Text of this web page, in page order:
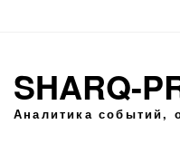
SHARQ-
Аналитика событий,